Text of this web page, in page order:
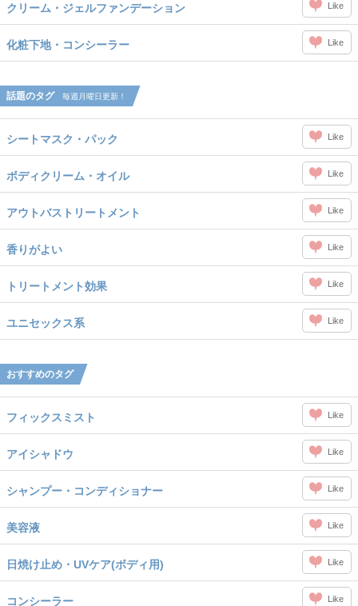
クリーム・ジェルファンデーション Like
化粧下地・コンシーラー Like
話題のタグ 毎週月曜日更新！
シートマスク・パック Like
ボディクリーム・オイル Like
アウトバストリートメント Like
香りがよい Like
トリートメント効果 Like
ユニセックス系 Like
おすすめのタグ
フィックスミスト Like
アイシャドウ Like
シャンプー・コンディショナー Like
美容液 Like
日焼け止め・UVケア(ボディ用) Like
コンシーラー Like